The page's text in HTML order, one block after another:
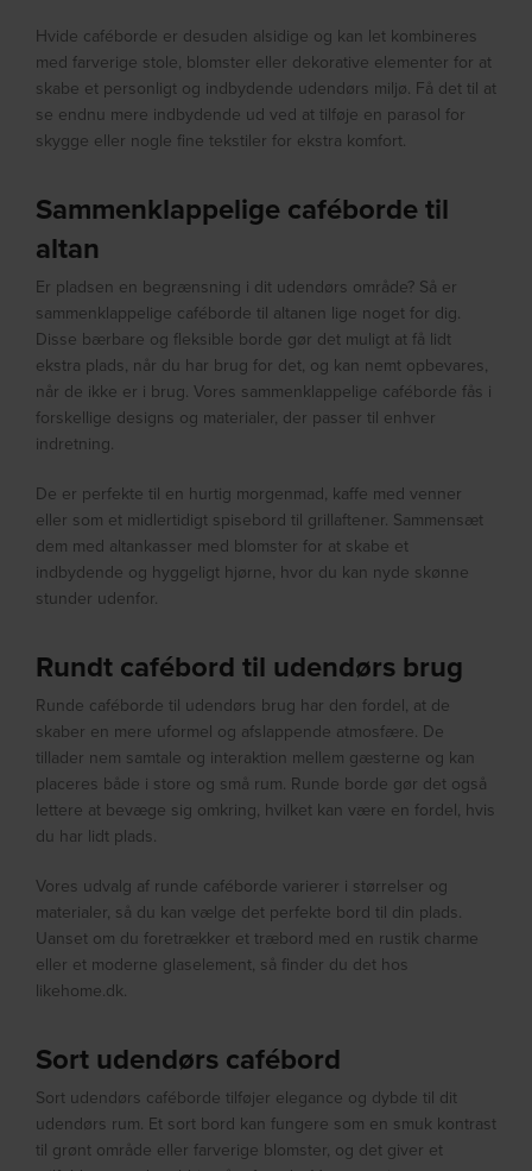
Hvide caféborde er desuden alsidige og kan let kombineres
med farverige stole, blomster eller dekorative elementer for at
skabe et personligt og indbydende udendørs miljø. Få det til at
se endnu mere indbydende ud ved at tilføje en parasol for
skygge eller nogle fine tekstiler for ekstra komfort.
Sammenklappelige caféborde til
altan
Er pladsen en begrænsning i dit udendørs område? Så er
sammenklappelige caféborde til altanen lige noget for dig.
Disse bærbare og fleksible borde gør det muligt at få lidt
ekstra plads, når du har brug for det, og kan nemt opbevares,
når de ikke er i brug. Vores sammenklappelige caféborde fås i
forskellige designs og materialer, der passer til enhver
indretning.
De er perfekte til en hurtig morgenmad, kaffe med venner
eller som et midlertidigt spisebord til grillaftener. Sammensæt
dem med altankasser med blomster for at skabe et
indbydende og hyggeligt hjørne, hvor du kan nyde skønne
stunder udenfor.
Rundt cafébord til udendørs brug
Runde caféborde til udendørs brug har den fordel, at de
skaber en mere uformel og afslappende atmosfære. De
tillader nem samtale og interaktion mellem gæsterne og kan
placeres både i store og små rum. Runde borde gør det også
lettere at bevæge sig omkring, hvilket kan være en fordel, hvis
du har lidt plads.
Vores udvalg af runde caféborde varierer i størrelser og
materialer, så du kan vælge det perfekte bord til din plads.
Uanset om du foretrækker et træbord med en rustik charme
eller et moderne glaselement, så finder du det hos
likehome.dk.
Sort udendørs cafébord
Sort udendørs caféborde tilføjer elegance og dybde til dit
udendørs rum. Et sort bord kan fungere som en smuk kontrast
til grønt område eller farverige blomster, og det giver et